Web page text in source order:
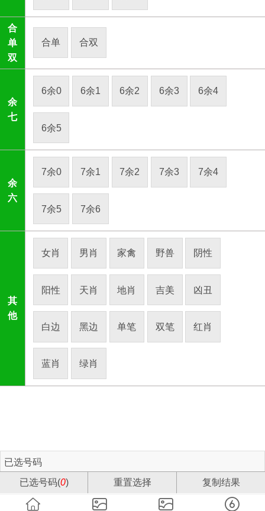
合
单
双
合单 合双
余
七
6余0 6余1 6余2 6余3 6余4
6余5
余
六
7余0 7余1 7余2 7余3 7余4
7余5 7余6
其
他
女肖 男肖 家禽 野兽 阴性
阳性 天肖 地肖 吉美 凶丑
白边 黑边 单笔 双笔 红肖
蓝肖 绿肖
已选号码
已选号码(0) 重置选择 复制结果